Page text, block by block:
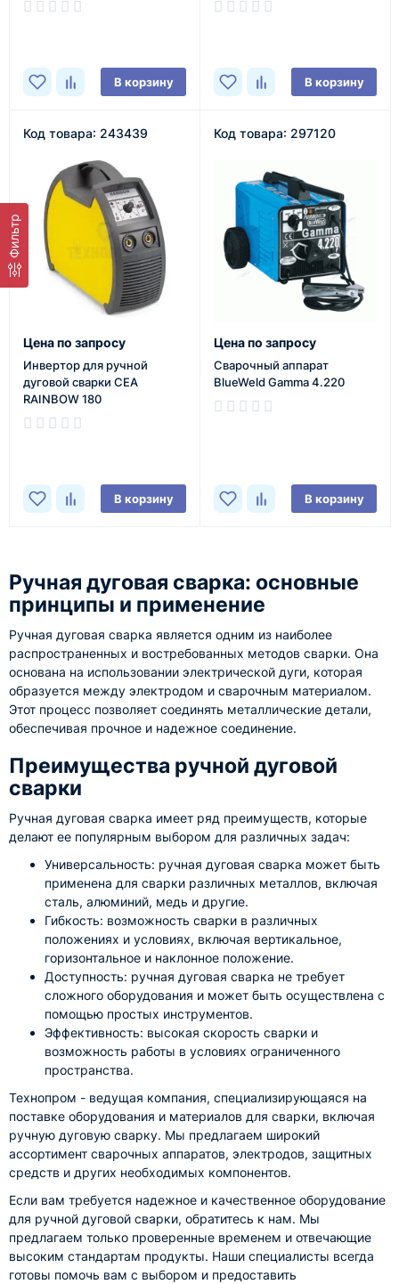
Фильтр
В корзину В корзину
Код товара: 243439
Цена по запросу
Инвертор для ручной
дуговой сварки CEA
RAINBOW 180
В корзину
Код товара: 297120
Цена по запросу
Сварочный аппарат
BlueWeld Gamma 4.220
В корзину
Ручная дуговая сварка: основные
принципы и применение
Ручная дуговая сварка является одним из наиболее
распространенных и востребованных методов сварки. Она
основана на использовании электрической дуги, которая
образуется между электродом и сварочным материалом.
Этот процесс позволяет соединять металлические детали,
обеспечивая прочное и надежное соединение.
Преимущества ручной дуговой
сварки
Ручная дуговая сварка имеет ряд преимуществ, которые
делают ее популярным выбором для различных задач:
Универсальность: ручная дуговая сварка может быть
применена для сварки различных металлов, включая
сталь, алюминий, медь и другие.
Гибкость: возможность сварки в различных
положениях и условиях, включая вертикальное,
горизонтальное и наклонное положение.
Доступность: ручная дуговая сварка не требует
сложного оборудования и может быть осуществлена с
помощью простых инструментов.
Эффективность: высокая скорость сварки и
возможность работы в условиях ограниченного
пространства.
Технопром - ведущая компания, специализирующаяся на
поставке оборудования и материалов для сварки, включая
ручную дуговую сварку. Мы предлагаем широкий
ассортимент сварочных аппаратов, электродов, защитных
средств и других необходимых компонентов.
Если вам требуется надежное и качественное оборудование
для ручной дуговой сварки, обратитесь к нам. Мы
предлагаем только проверенные временем и отвечающие
высоким стандартам продукты. Наши специалисты всегда
готовы помочь вам с выбором и предоставить